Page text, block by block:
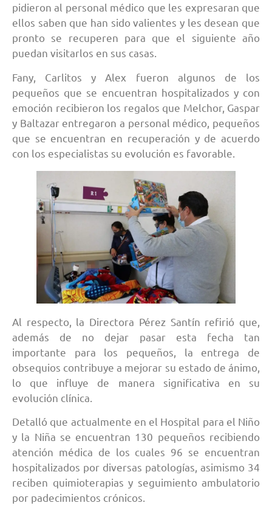
pidieron al personal médico que les expresaran que
ellos saben que han sido valientes y les desean que
pronto se recuperen para que el siguiente año
puedan visitarlos en sus casas.
Fany, Carlitos y Alex fueron algunos de los
pequeños que se encuentran hospitalizados y con
emoción recibieron los regalos que Melchor, Gaspar
y Baltazar entregaron a personal médico, pequeños
que se encuentran en recuperación y de acuerdo
con los especialistas su evolución es favorable.
Al respecto, la Directora Pérez Santín refirió que,
además de no dejar pasar esta fecha tan
importante para los pequeños, la entrega de
obsequios contribuye a mejorar su estado de ánimo,
lo que influye de manera significativa en su
evolución clínica.
Detalló que actualmente en el Hospital para el Niño
y la Niña se encuentran 130 pequeños recibiendo
atención médica de los cuales 96 se encuentran
hospitalizados por diversas patologías, asimismo 34
reciben quimioterapias y seguimiento ambulatorio
por padecimientos crónicos.